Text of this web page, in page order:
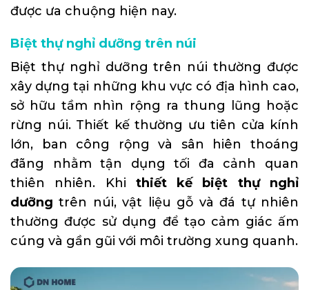
được ưa chuộng hiện nay.
Biệt thự nghỉ dưỡng trên núi
Biệt thự nghỉ dưỡng trên núi thường được
xây dựng tại những khu vực có địa hình cao,
sở hữu tầm nhìn rộng ra thung lũng hoặc
rừng núi. Thiết kế thường ưu tiên cửa kính
lớn, ban công rộng và sân hiên thoáng
đãng nhằm tận dụng tối đa cảnh quan
thiên nhiên. Khi thiết kế biệt thự nghỉ
dưỡng trên núi, vật liệu gỗ và đá tự nhiên
thường được sử dụng để tạo cảm giác ấm
cúng và gần gũi với môi trường xung quanh.